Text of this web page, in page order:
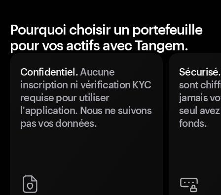
Pourquoi choisir un portefeuille
pour vos actifs avec Tangem.
Confidentiel.Aucune
inscription ni vérification KYC
requise pour utiliser
l'application. Nous ne suivons
pas vos données.
Sécurisé.
sont
jamais
seul
fonds.